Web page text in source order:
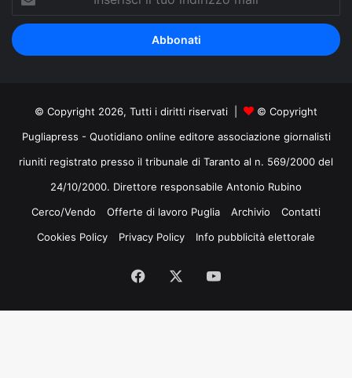
tuo
indirizzo
mail
© Copyright 2026, Tutti i diritti riservati |
© Copyright
Pugliapress - Quotidiano online editore associazione giornalisti
riuniti registrato presso il tribunale di Taranto al n. 569/2000 del
24/10/2000. Direttore responsabile Antonio Rubino
Cerco/Vendo
Offerte di lavoro Puglia Archivio
Contatti
Cookies Policy
Privacy Policy Info pubblicità elettorale
Facebook
Tube